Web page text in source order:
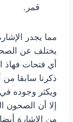
قمر.
مما يجدر
يختلف عن
أي فتحات فهاذ
ذكرنا سابقا
ويكثر وجوده
إلا أن الصحون
من الإشارة